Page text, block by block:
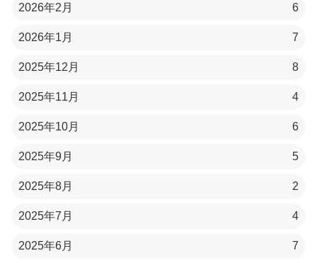
2026年2月 6
2026年1月 7
2025年12月 8
2025年11月 4
2025年10月 6
2025年9月 5
2025年8月 2
2025年7月 4
2025年6月 7